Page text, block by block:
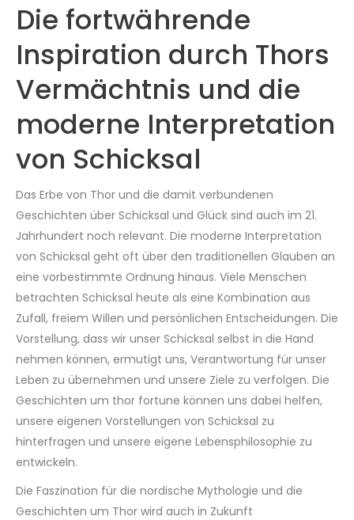
Die fortwährende
Inspiration durch Thors
Vermächtnis und die
moderne Interpretation
von Schicksal
Das Erbe von Thor und die damit verbundenen
Geschichten über Schicksal und Glück sind auch im 21.
Jahrhundert noch relevant. Die moderne Interpretation
von Schicksal geht oft über den traditionellen Glauben an
eine vorbestimmte Ordnung hinaus. Viele Menschen
betrachten Schicksal heute als eine Kombination aus
Zufall, freiem Willen und persönlichen Entscheidungen. Die
Vorstellung, dass wir unser Schicksal selbst in die Hand
nehmen können, ermutigt uns, Verantwortung für unser
Leben zu übernehmen und unsere Ziele zu verfolgen. Die
Geschichten um thor fortune können uns dabei helfen,
unsere eigenen Vorstellungen von Schicksal zu
hinterfragen und unsere eigene Lebensphilosophie zu
entwickeln.
Die Faszination für die nordische Mythologie und die
Geschichten um Thor wird auch in Zukunft